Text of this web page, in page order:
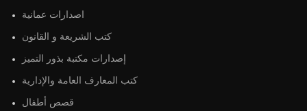
اصدارات عمانية
كتب الشريعة و القانون
إصدارات مكتبة بذور التميز
كتب المعارف العامة والإدارية
قصص أطفال